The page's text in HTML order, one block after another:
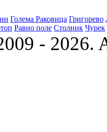
Голема Раковица Григорево
Равно поле Столник Чурек
- 2026.